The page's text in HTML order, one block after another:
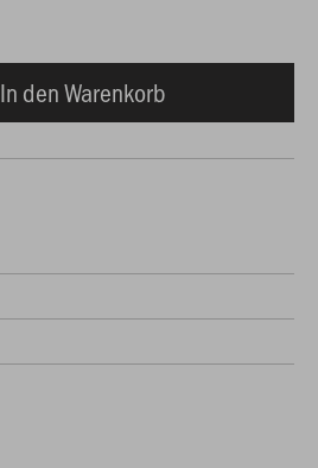
In den Warenkorb